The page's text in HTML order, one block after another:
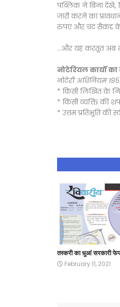
पब्लिक ने बिना देखे,
जारी करने का
रुपए और चंद सैकंड के
...और यह करतूत अब
नोटेरियल कार्यों का
नोटेरी अधिनियम
* किसी लिखित के
* किसी व्यक्ति की
* उत्तम प्रतिभूति की
तस्करी का धुआं सरकारी
February 11, 2021